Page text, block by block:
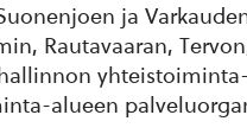
ja
Rautavaaran,
alueen